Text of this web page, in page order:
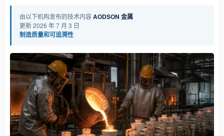
由以下机构发布的技术内容AODSON 金属
更新 2026 年 7 月 3 日
制造质量和可追溯性